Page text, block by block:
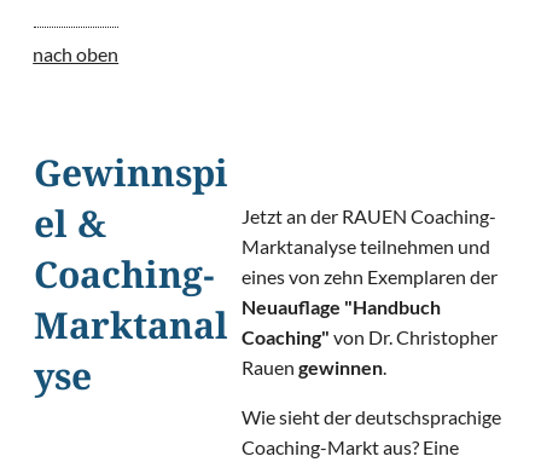
nach oben
Gewinnspi
el &
Coaching-
Marktanal
yse
Jetzt an der RAUEN Coaching-
Marktanalyse teilnehmen und
eines von zehn Exemplaren der
Neuauflage "Handbuch
Coaching" von Dr. Christopher
Rauengewinnen.
Wie sieht der deutschsprachige
Coaching-Markt aus? Eine